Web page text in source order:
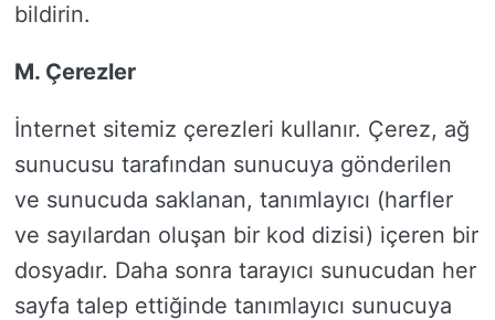
bildirin.
M. Çerezler
İnternet sitemiz çerezleri kullanır. Çerez, ağ
sunucusu tarafından sunucuya gönderilen
ve sunucuda saklanan, tanımlayıcı (harfler
ve sayılardan oluşan bir kod dizisi) içeren bir
dosyadır. Daha sonra tarayıcı sunucudan her
sayfa talep ettiğinde tanımlayıcı sunucuya